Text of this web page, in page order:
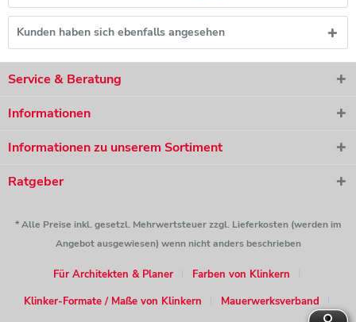
Kunden haben sich ebenfalls angesehen
Service & Beratung
Informationen
Informationen zu unserem Sortiment
Ratgeber
* Alle Preise inkl. gesetzl. Mehrwertsteuer zzgl. Lieferkosten (werden im
Angebot ausgewiesen) wenn nicht anders beschrieben
Für Architekten & Planer
Farben von Klinkern
Klinker-Formate / Maße von Klinkern
Mauerwerksverband